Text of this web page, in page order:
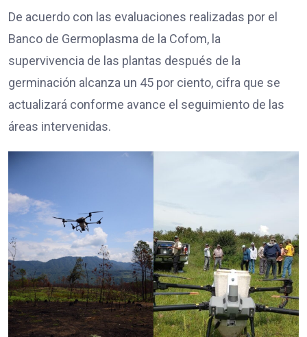
De acuerdo con las evaluaciones realizadas por el
Banco de Germoplasma de la Cofom, la
supervivencia de las plantas después de la
germinación alcanza un 45 por ciento, cifra que se
actualizará conforme avance el seguimiento de las
áreas intervenidas.